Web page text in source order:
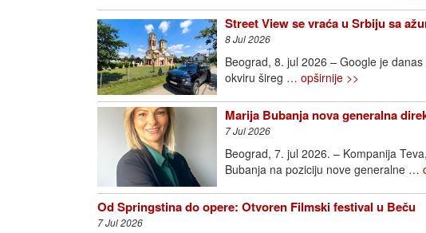
Street View se vraća u Srbiju sa
8 Jul 2026
Beograd, 8. jul 2026 – Google je
okviru šireg … opširnije >>
Marija Bubanja nova generalna
7 Jul 2026
Beograd, 7. jul 2026. – Kompanija
Bubanja na poziciju nove generalne …
Od Springstina do opere: Otvoren Filmski festival u Beču
7 Jul 2026